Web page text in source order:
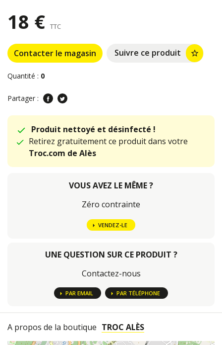
18 € TTC
Contacter le magasin Suivre ce produit star_border
Quantité : 0
Partager :
Produit nettoyé et désinfecté !
Retirez gratuitement ce produit dans votre
Troc.com de Alès
VOUS AVEZ LE MÊME ?
Zéro contrainte
VENDEZ-LE
UNE QUESTION SUR CE PRODUIT ?
Contactez-nous
PAR EMAIL PAR TÉLÉPHONE
A propos de la boutique TROC ALÈS